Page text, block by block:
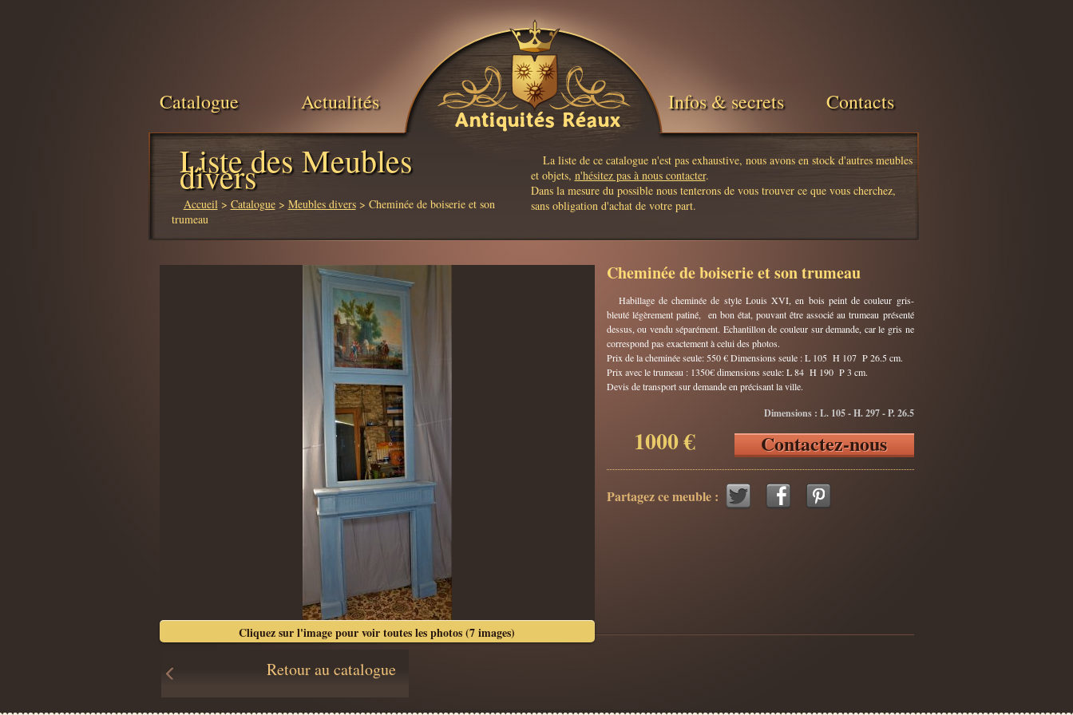
Antiquités Réaux
Catalogue Actualités Infos & secrets Contacts
Liste des Meubles
divers
Accueil> Catalogue> Meubles divers> Cheminée de boiserie et son
trumeau
La liste de ce catalogue n'est pas exhaustive, nous avons en stock d'autres meubles
et objets, n'hésitez pas à nous contacter.
Dans la mesure du possible nous tenterons de vous trouver ce que vous cherchez,
sans obligation d'achat de votre part.
Cliquez sur l'image pour voir toutes les photos (7 images)
Cheminée de boiserie et son trumeau
Habillage de cheminée de style Louis XVI, en bois peint de couleur gris-
bleuté légèrement patiné, en bon état, pouvant être associé au trumeau présenté
dessus, ou vendu séparément. Echantillon de couleur sur demande, car le gris ne
correspond pas exactement à celui des photos.
Prix de la cheminée seule: 550 € Dimensions seule : L 105 H 107 P 26.5 cm.
Prix avec le trumeau : 1350€ dimensions seule: L 84 H 190 P 3 cm.
Devis de transport sur demande en précisant la ville.
Dimensions : L. 105 - H. 297 - P. 26.5
1000 € Contactez-nous
Partagez ce meuble :
Retour au catalogue